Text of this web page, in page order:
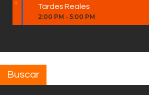
Tardes Reales
2:00 PM - 5:00 PM
Buscar